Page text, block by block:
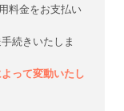
料金をお支払い
続きいたしま
って変動いたし